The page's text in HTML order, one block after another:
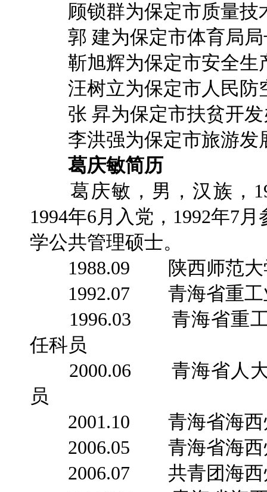
顾锁群为保定市质量技
郭 建为保定市体育局局
靳旭辉为保定市安全生
汪树立为保定市人民防
张 昇为保定市扶贫开发
李洪强为保定市旅游发
葛庆敏简历
葛庆敏，男，汉族，
1994年6月入党，1992年7
学公共管理硕士。
1988.09 陕西师范大
1992.07 青海省重工
1996.03 青海省重工
任科员
2000.06 青海省人大
员
2001.10 青海省海西
2006.05 青海省海西
2006.07 共青团海西